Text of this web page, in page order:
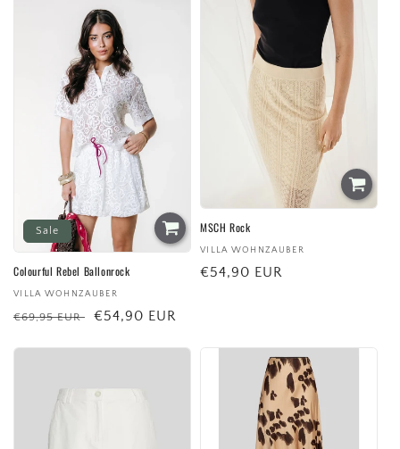
Sale
Colourful Rebel Ballonrock
Anbieter:
VILLA WOHNZAUBER
Normaler
€69,95 EUR Verkaufspreis
€54,90 EUR
MSCH Rock
Anbieter:
VILLA WOHNZAUBER
Normaler
€54,90 EUR